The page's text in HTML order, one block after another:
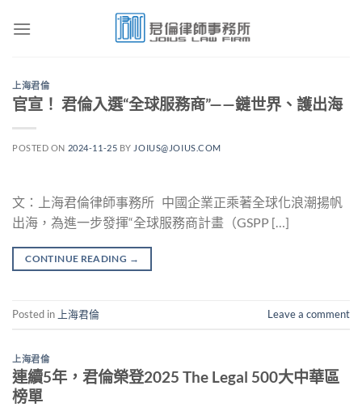
上海君倫
官宣！ 君倫入選“全球服務商”——鏈世界、護出海
POSTED ON 2024-11-25 BY JOIUS@JOIUS.COM
文：上海君倫律師事務所 中國企業正乘著全球化浪潮揚帆
出海，為進一步發揮“全球服務商計畫（GSPP […]
CONTINUE READING →
Posted in 上海君倫 Leave a comment
上海君倫
連續5年，君倫榮登2025 The Legal 500大中華區
榜單